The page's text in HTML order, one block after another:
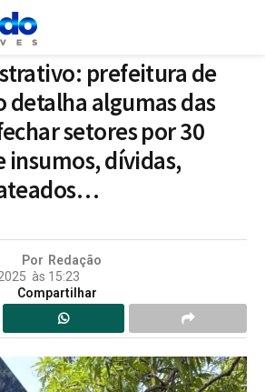
prefeitura de
detalha algumas das
setores por 30
insumos, dívidas,
Por Redação
às 15:23
Compartilhar